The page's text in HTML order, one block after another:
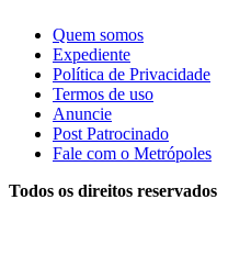
Quem somos
Expediente
Política de Privacidade
Termos de uso
Anuncie
Post Patrocinado
Fale com o Metrópoles
Todos os direitos reservados